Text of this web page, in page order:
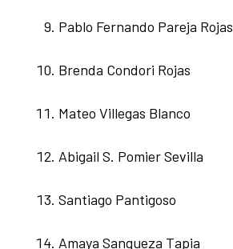
Pablo Fernando Pareja Rojas
Brenda Condori Rojas
Mateo Villegas Blanco
Abigail S. Pomier Sevilla
Santiago Pantigoso
Amaya Sangueza Tapia